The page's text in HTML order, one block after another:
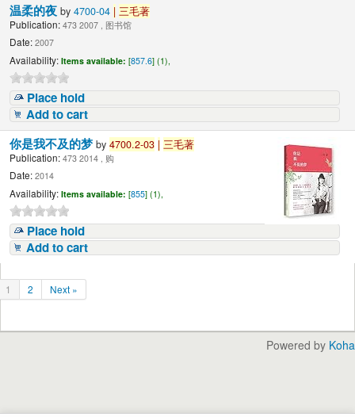
温柔的夜by4700-04 | 三毛著
Publication: 473 2007 , 图书馆
Date: 2007
Availability: Items available: [857.6] (1),
Place hold
Add to cart
你是我不及的梦by4700.2-03 | 三毛著
Publication: 473 2014 , 购
Date: 2014
Availability: Items available: [855] (1),
Place hold
Add to cart
1 2 Next »
Powered by Koha